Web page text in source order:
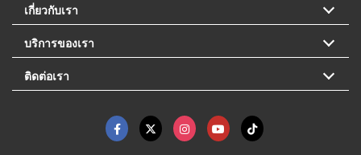
เกี่ยวกับเรา
บริการของเรา
ติดต่อเรา